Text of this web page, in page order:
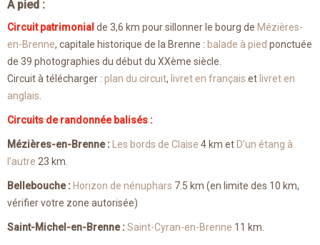
A pied :
Circuit patrimonial de 3,6 km pour sillonner le bourg de Mézières-
en-Brenne, capitale historique de la Brenne : balade à pied ponctuée
de 39 photographies du début du XXème siècle.
Circuit à télécharger : plan du circuit, livret en français et livret en
anglais.
Circuits de randonnée balisés :
Mézières-en-Brenne : Les bords de Claise 4 km et D’un étang à
l’autre 23 km.
Bellebouche : Horizon de nénuphars 7.5 km (en limite des 10 km,
vérifier votre zone autorisée)
Saint-Michel-en-Brenne :Saint-Cyran-en-Brenne 11 km.